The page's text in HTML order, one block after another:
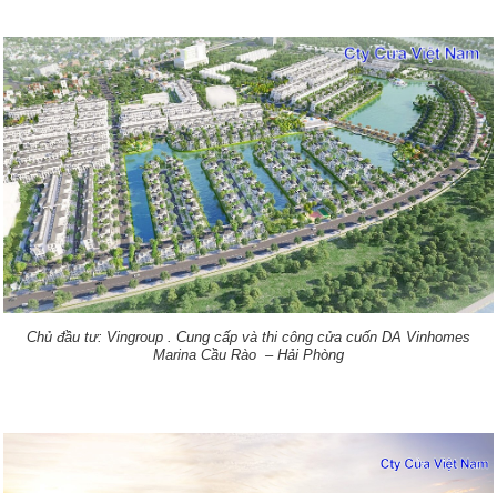
Chủ đầu tư: Vingroup . Cung cấp và thi công cửa cuốn DA Vinhomes
Marina Cầu Rào – Hải Phòng